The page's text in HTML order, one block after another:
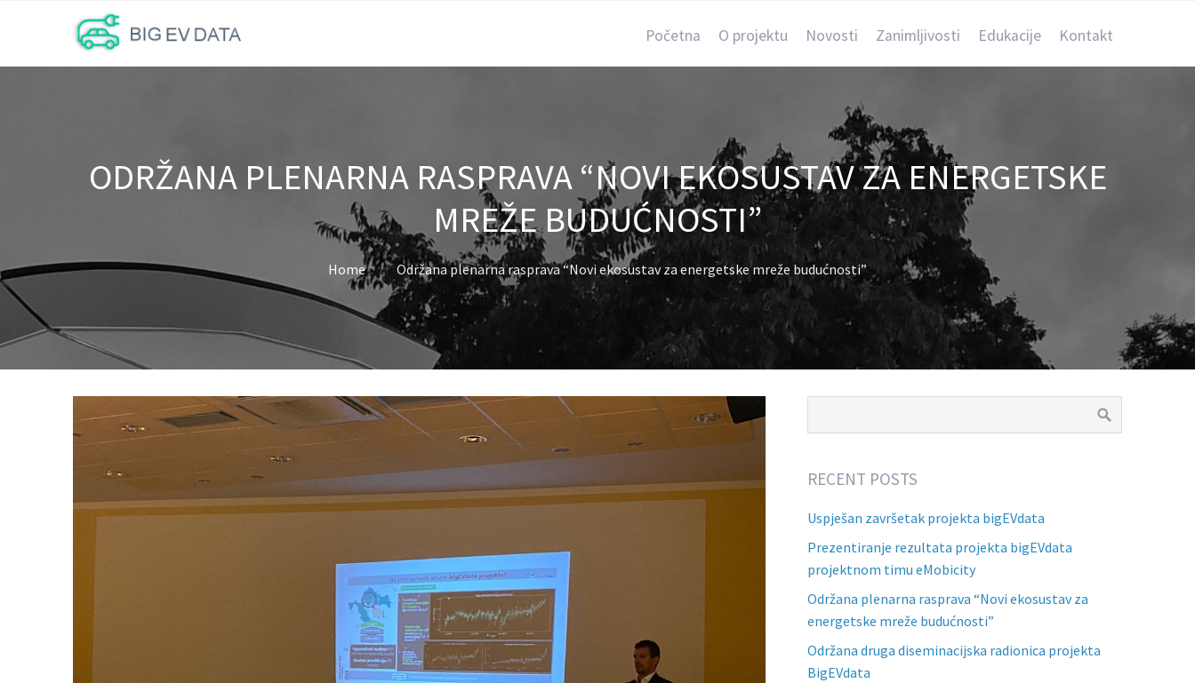
Početna O projektu Novosti Zanimljivosti Edukacije Kontakt
ODRŽANA PLENARNA RASPRAVA “NOVI EKOSUSTAV ZA ENERGETSKE
MREŽE BUDUĆNOSTI”
Home Održana plenarna rasprava “Novi ekosustav za energetske mreže budućnosti”
RECENT POSTS
Uspješan završetak projekta bigEVdata
Prezentiranje rezultata projekta bigEVdata
projektnom timu eMobicity
Održana plenarna rasprava “Novi ekosustav za
energetske mreže budućnosti”
Održana druga diseminacijska radionica projekta
BigEVdata